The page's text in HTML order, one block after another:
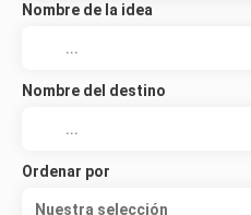
Nombre de la idea
Nombre del destino
Ordenar por
Nuestra selección